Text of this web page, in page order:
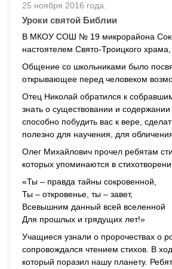
25 ноября 2016 года.
Уроки святой Библии
В МКОУ СОШ № 19 микрорайона
настоятелем Свято-Троицкого
Общение со школьниками было
открывающее перед человеком
Отец Николай обратился к
знать о существовании и
способно побудить вас к вере,
полезно для научения, для
Олег Михайлович прочел ребятам
которых упоминаются в
«Ты – правда тайны сокровенной,
Ты – откровенье, ты – завет,
Всевышним данный всей вселенной
Для прошлых и грядущих лет!»
Учащиеся узнали о пророчествах о
сопровождался чтением стихов. В
который поразил нашу планету.